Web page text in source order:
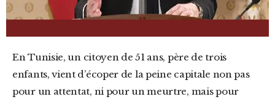
En Tunisie, un citoyen de 51 ans, père de trois
enfants, vient d’écoper de la peine capitale non pas
pour un attentat, ni pour un meurtre, mais pour